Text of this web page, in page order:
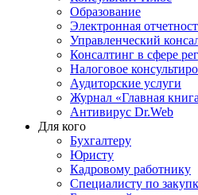
Образование
Электронная
Управленческий
Консалтинг в сфере
Налоговое
Аудиторские услуги
Журнал «Главная
Антивирус Dr.Web
Для кого
Бухгалтеру
Юристу
Кадровому работнику
Специалисту по